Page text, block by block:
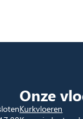
Onze
Kurkvloeren